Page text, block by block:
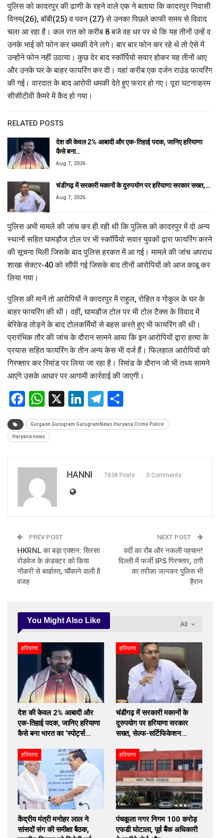
पुलिस को कादरपुर की ढाणी के रहने वाले एक ने बताया कि कादरपुर निवासी
विनय(26), बॉबी(25) व पवन (27) से उनका पिछले काफी समय से विवाद
चला आ रहा है। कल रात को करीब 8 बजे वह धर पर थे कि यह तीनों उन्हें व
उनके भाई को फोन कर धमकी देने लगे। बार बार फोन कर रहे थे तो ऐसे में
उन्होंने फोन नहीं उठाया। कुछ देर बाद स्कॉर्पियो सवार होकर यह तीनों आए
और उनके घर के बाहर फायरिंग कर दी। यहां करीब एक दर्जन राउंड फायरिंग
की गई। वारदात के बाद आरोपी धमकी देते हुए फरार हो गए। पूरा घटनाक्रम
सीसीटीवी कैमरे में कैद हो गया।
RELATED POSTS
देश की केवल 2% आबादी और एक-तिहाई पदक, जानिए हरियाणा
कैसे बना…
Aug 7, 2026
चंडीगढ़ में सरकारी मकानों के दुरुपयोग पर हरियाणा सरकार सख्त,…
Aug 7, 2026
पुलिस अभी मामले की जांच कर ही रही थी कि पुलिस को कादरपुर में दो अन्य
स्थानों सहित घामड़ौज टोल पर भी स्कॉर्पियो सवार युवकों द्वारा फायरिंग करने
की सूचना मिली जिसके बाद पुलिस हरकत में आ गई। मामले की जांच अपराध
शाखा सेक्टर-40 को सौंपी गई जिसके बाद तीनों आरोपियों को आज काबू कर
लिया गया।
पुलिस की मानें तो आरोपियों ने कादरपुर में राहुल, रोहित व गोकुल के घर के
बाहर फायरिंग की थी। वहीं, घामडौज टोल पर भी टोल टैक्स के विवाद में
बेरिकेड तोड़ने के बाद टोलकर्मियों से बहस करते हुए भी फायरिंग की थी।
प्रारंभिक तौर की जांच के दौरान सामने आया कि इन आरोपियों द्वारा हत्या के
प्रयास सहित फायरिंग के तीन अन्य केस भी दर्ज हैं। फिलहाल आरोपियों को
गिरफ्तार कर रिमांड पर लिया जा रहा है। रिमांड के दौरान जो भी तथ्य सामने
आएंगे उसके आधार पर आगामी कार्रवाई की जाएगी।
Facebook
WhatsApp
X LinkedIn
Telegram
Gurgaon Gurugram GurugramNews Haryana Crime Police
Haryana news
HANNI 7838 Posts 0 Comments
PREV POST
HKRNL का बड़ा एक्शन: सिरसा
रोडवेज के कंडक्टर को किया
नौकरी से बर्खास्त, चौंकाने वाली है
वजह
NEXT POST
वर्दी का रौब और नकली पहचान!
दिल्ली में फर्जी IPS गिरफ्तार, ठगी
का तरीका जानकर पुलिस भी
हैरान
All
You Might Also Like
हरियाणा
देश की केवल 2% आबादी और
एक-तिहाई पदक, जानिए हरियाणा
कैसे बना भारत का ‘स्पोर्ट्स…
हरियाणा
चंडीगढ़ में सरकारी मकानों के
दुरुपयोग पर हरियाणा सरकार
सख्त, सेल्फ-सर्टिफिकेशन…
हरियाणा
केंद्रीय मंत्री मनोहर लाल ने
सांसदों संग की समीक्षा बैठक,
हरियाणा
पंचकूला नगर निगम 100 करोड़
एफडी घोटाला, पूर्व बैंक अधिकारी